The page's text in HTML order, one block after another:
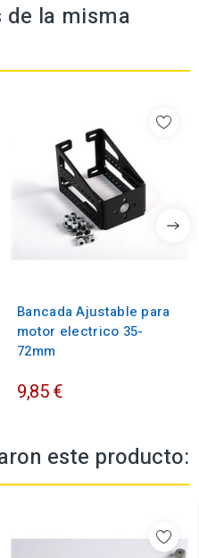
la misma
Bancada Ajustable para
motor electrico 35-
72mm
9,85 €
este producto: